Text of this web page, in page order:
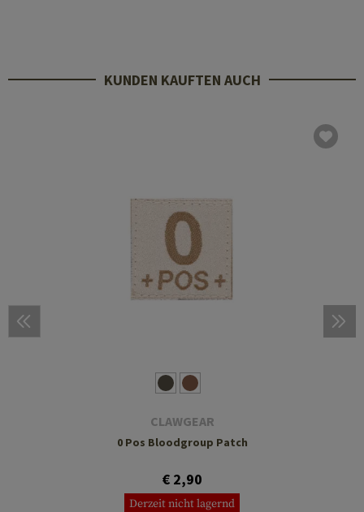
KUNDEN KAUFTEN AUCH
CLAWGEAR
0 Pos Bloodgroup Patch
€ 2,90
Derzeit nicht lagernd